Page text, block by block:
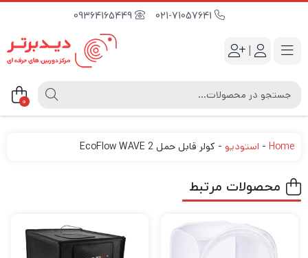
09364165449
|
0
Home
- استودیو - کولر قابل حمل EcoFlow WAVE 2
محصولات مرتبط